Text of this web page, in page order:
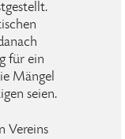
für ein
Mängel
seien.
Vereins